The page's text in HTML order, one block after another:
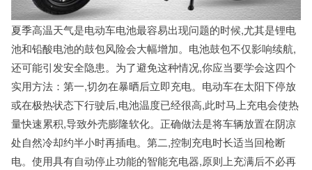
夏季高温天气是电动车电池最容易出现问题的时候,尤其是锂电
池和铅酸电池的鼓包风险会大幅增加。电池鼓包不仅影响续航,
还可能引发安全隐患。为了避免这种情况,你应当要学会这四个
实用方法：第一,切勿在暴晒后立即充电。电动车在太阳下停放
或在极热状态下行驶后,电池温度已经很高,此时马上充电会使热
量快速累积,导致外壳膨隆软化。正确做法是将车辆放置在阴凉
处自然冷却约半小时再插电。第二,控制充电时长适当回枪断
电。使用具有自动停止功能的智能充电器,原则上充满后不必再